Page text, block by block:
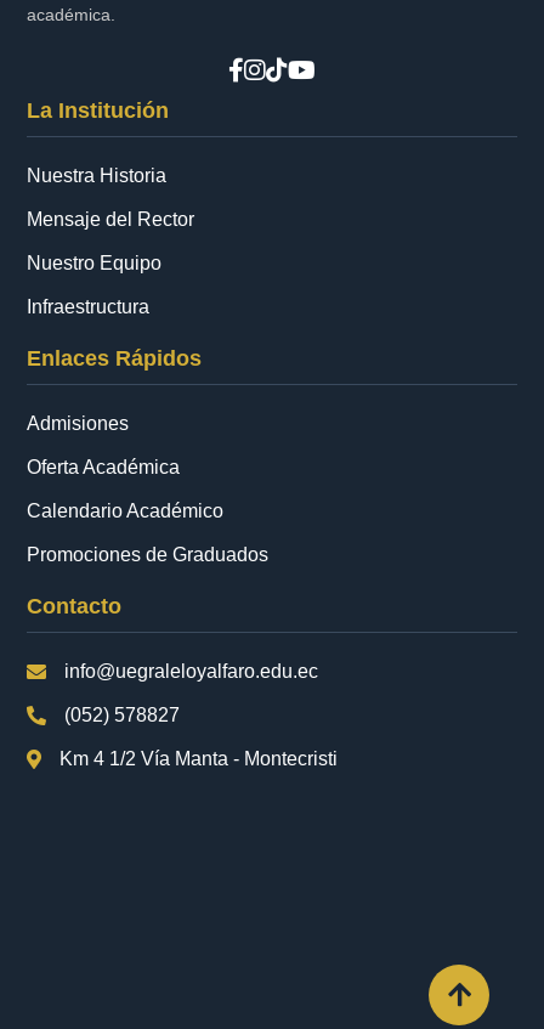
académica.
La Institución
Nuestra Historia
Mensaje del Rector
Nuestro Equipo
Infraestructura
Enlaces Rápidos
Admisiones
Oferta Académica
Calendario Académico
Promociones de Graduados
Contacto
info@uegraleloyalfaro.edu.ec
(052) 578827
Km 4 1/2 Vía Manta - Montecristi